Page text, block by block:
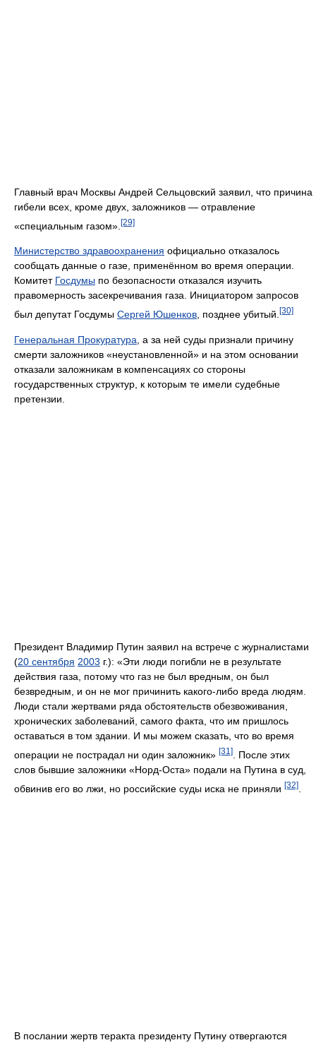
Главный врач Москвы Андрей Сельцовский заявил, что причина
гибели всех, кроме двух, заложников — отравление
«специальным газом». [29]
Министерство здравоохранения официально отказалось
сообщать данные о газе, применённом во время операции.
Комитет Госдумы по безопасности отказался изучить
правомерность засекречивания газа. Инициатором запросов
был депутат Госдумы Сергей Юшенков , позднее убитый. [30]
Генеральная Прокуратура , а за ней суды признали причину
смерти заложников «неустановленной» и на этом основании
отказали заложникам в компенсациях со стороны
государственных структур, к которым те имели судебные
претензии.
Президент Владимир Путин заявил на встрече с журналистами
(20 сентября 2003 г.): «Эти люди погибли не в результате
действия газа, потому что газ не был вредным, он был
безвредным, и он не мог причинить какого-либо вреда людям.
Люди стали жертвами ряда обстоятельств обезвоживания,
хронических заболеваний, самого факта, что им пришлось
оставаться в том здании. И мы можем сказать, что во время
операции не пострадал ни один заложник» [31]
. После этих
слов бывшие заложники «Норд-Оста» подали на Путина в суд,
обвинив его во лжи, но российские суды иска не приняли [32]
В послании жертв теракта президенту Путину отвергаются